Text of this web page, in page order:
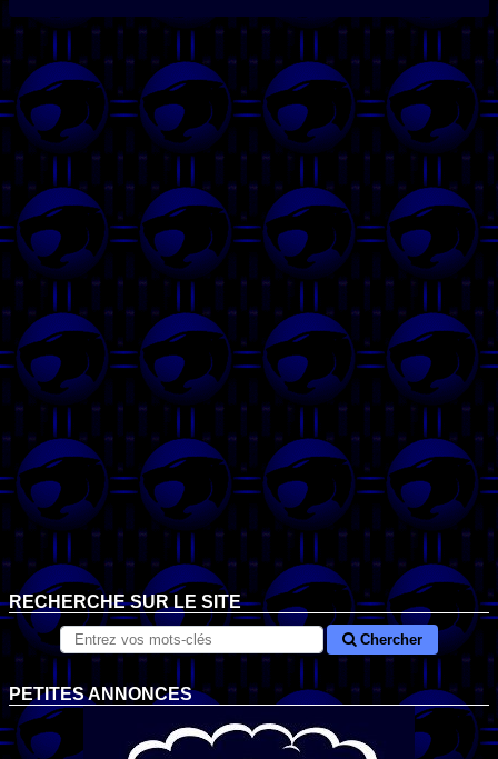
RECHERCHE SUR LE SITE
Chercher
PETITES ANNONCES